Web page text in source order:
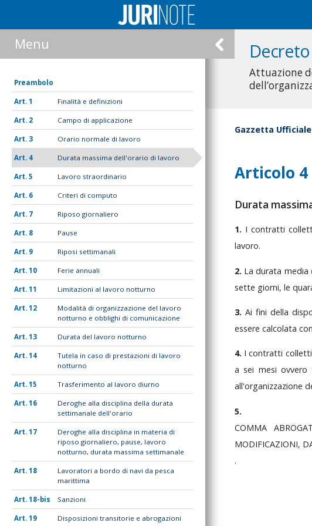
Attuazione
Menu
Preambolo
1 Finalità e definizioni
2 Campo di applicazione
3 Orario normale di lavoro
4 Durata massima dell'orario di lavoro
5 Lavoro straordinario
6 Criteri di computo
7 Riposo giornaliero
8 Pause
9 Riposi settimanali
10 Ferie annuali
11 Limitazioni al lavoro notturno
12
Modalità di organizzazione del lavoro
notturno e obblighi di comunicazione
13 Durata del lavoro notturno
14
Tutela in caso di prestazioni di lavoro
notturno
15 Trasferimento al lavoro diurno
16
Deroghe alla disciplina della durata
settimanale dell'orario
17
Deroghe alla disciplina in materia di
riposo giornaliero, pause, lavoro
notturno, durata massima settimanale
18
Lavoratori a bordo di navi da pesca
marittima
18-bis Sanzioni
19 Disposizioni transitorie e abrogazioni
Gazzetta Ufficiale
Articolo 4
Durata
1. I contratti
lavoro.
2. Ladurata media
sette giorni, le
3. Ai fini della
essere calcolata con
4. Icontratti
asei mesiovvero
all'organizzazione
5.
COMMA
MODIFICAZIONI,
.